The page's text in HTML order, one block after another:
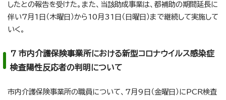
したとの報告を受けた。また、当該助成事業は、都補助の期間延長に
伴い7月1日（木曜日）から10月31日（日曜日）まで継続して実施して
いく。
7 市内介護保険事業所における新型コロナウイルス感染症
検査陽性反応者の判明について
市内介護保険事業所の職員について、7月9日（金曜日）にPCR検査